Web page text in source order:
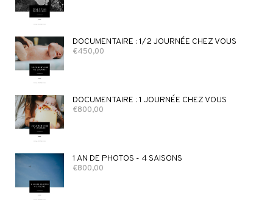
DOCUMENTAIRE : 1/2 JOURNÉE CHEZ VOUS
€450,00
DOCUMENTAIRE : 1 JOURNÉE CHEZ VOUS
€800,00
1 AN DE PHOTOS - 4 SAISONS
€800,00